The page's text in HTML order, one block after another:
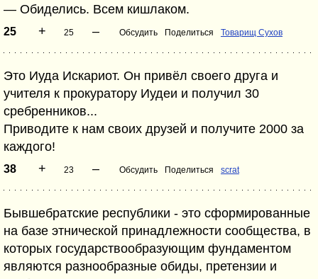
— Обиделись. Всем кишлаком.
25 + 25 – Обсудить Поделиться Товарищ Сухов
Это Иуда Искариот. Он привёл своего друга и
учителя к прокуратору Иудеи и получил 30
сребренников...
Приводите к нам своих друзей и получите 2000 за
каждого!
38 + 23 – Обсудить Поделиться scrat
Бывшебратские республики - это сформированные
на базе этнической принадлежности сообщества, в
которых государствообразующим фундаментом
являются разнообразные обиды, претензии и